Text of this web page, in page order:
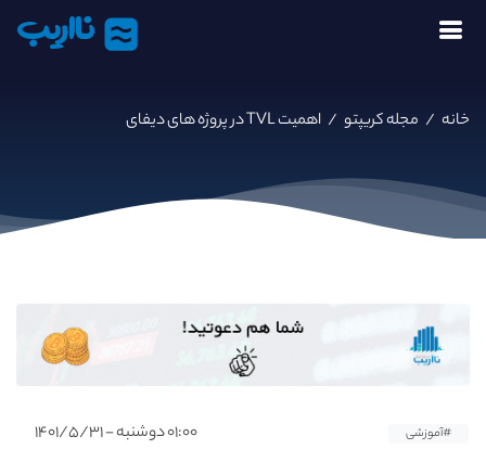
نااریب
خانه / مجله کریپتو / اهمیت TVL در پروژه های دیفای
#آموزشی ۰۱:۰۰ دوشنبه - ۱۴۰۱/۵/۳۱